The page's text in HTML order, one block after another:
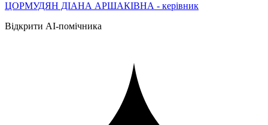
ЦОРМУДЯН ДІАНА АРШАКІВНА - керівник
Відкрити AI-помічника